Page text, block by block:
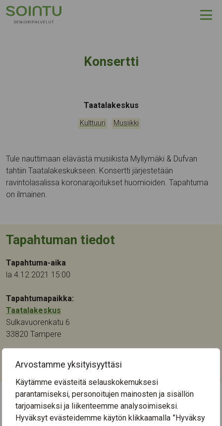
Arvostamme yksityisyyttäsi
Käytämme evästeitä selauskokemuksesi
parantamiseksi, personoitujen mainosten ja sisällön
tarjoamiseksi ja liikenteemme analysoimiseksi.
Hyväksyt evästeidemme käytön klikkaamalla ”Hyväksy
Hyppää sisältöön
Konsertti
Tapahtumapaikka:
Taatalakeskus
Kategoriat:
Kulttuuri Musiikki
Tule nauttimaan elävästä musiikista Myllymäki & Dufvan
tahtiin Taatalakeskukseen. Konsertti järjestetään
ravintolasalissa koronarajoitukset huomioiden. Tapahtuma
on ilmainen.
Tapahtuman tiedot
Tapahtuma-aika
la 4.12.2021 15:00
Tapahtumapaikka:
Taatalakeskus
Sulkavuorenkatu 6
33820 Tampere
Kulttuuri,Musiikki
← Näytä kaikki tapahtumat